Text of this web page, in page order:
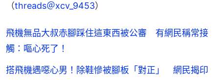
（threads＠xcv_9453）
飛機無品大叔赤腳踩住這東西被公審 有網民稱常接
觸：嘔心死了！
搭飛機遇噁心男！除鞋慘被腳板「對正」 網民揭印